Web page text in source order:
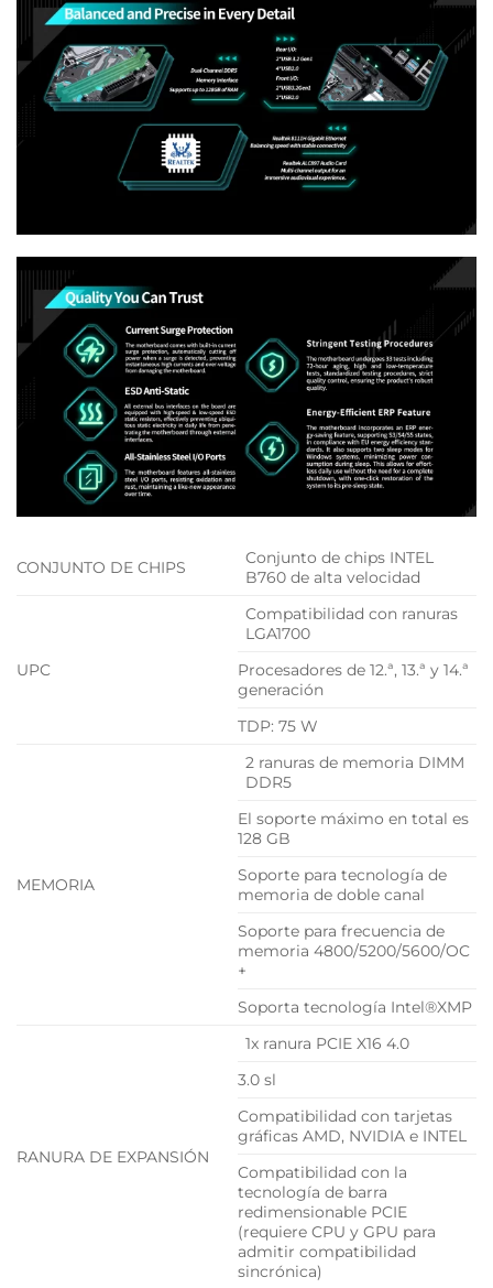
CONJUNTO DE CHIPS
Conjunto de chips INTEL
B760 de alta velocidad
UPC
Compatibilidad con ranuras
LGA1700
Procesadores de 12.ª, 13.ª y 14.ª
generación
TDP: 75 W
MEMORIA
2 ranuras de memoria DIMM
DDR5
El soporte máximo en total es
128 GB
Soporte para tecnología de
memoria de doble canal
Soporte para frecuencia de
memoria 4800/5200/5600/OC
+
Soporta tecnología Intel®XMP
RANURA DE EXPANSIÓN
1x ranura PCIE X16 4.0
3.0 sl
Compatibilidad con tarjetas
gráficas AMD, NVIDIA e INTEL
Compatibilidad con la
tecnología de barra
redimensionable PCIE
(requiere CPU y GPU para
admitir compatibilidad
sincrónica)